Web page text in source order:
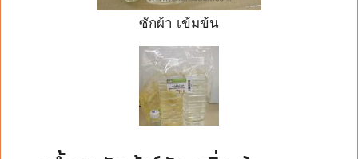
ซักผ้า เข้มข้น